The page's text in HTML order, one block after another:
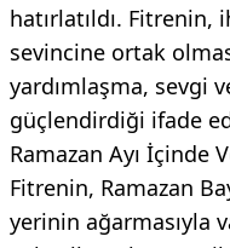
hatırlatıldı.
sevincine ortak
yardımlaşma, sevgi
güçlendirdiği ifade
Ramazan Ayı İçinde
Fitrenin, Ramazan
yerinin ağarmasıyla